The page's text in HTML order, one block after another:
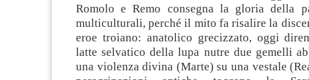
Romolo e Remo consegna la gloria della
multiculturali, perché il mito fa risalire la
eroe troiano: anatolico grecizzato, oggi
latte selvatico della lupa nutre due gemelli
una violenza divina (Marte) su una vestale